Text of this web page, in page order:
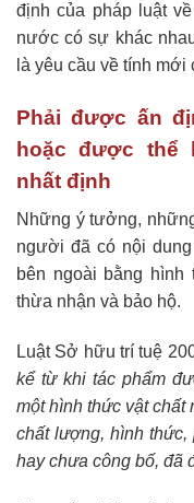
định của pháp luật
nước có sự khác
là yêu cầu về tính mới
Phải được ấn
hoặc được thể
nhất định
Những ý tưởng,
người đã có nội
bên ngoài bằng
thừa nhận và bảo hộ.
Luật Sở hữu trí tuệ
kể từ khi tác phẩm
một hình thức vật chất
chất l­ượng, hình
hay ch­ưa công bố, đã